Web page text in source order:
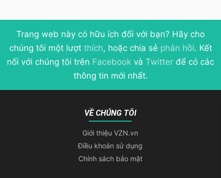
Trang web này có hữu ích đối với bạn? Hãy cho
chúng tôi một lượt thích, hoặc chia sẻ phản hồi. Kết
nối với chúng tôi trên Facebook và Twitter để có các
thông tin mới nhất.
VỀ CHÚNG TÔI
Giới thiệu VZN.vn
Điều khoản sử dụng
Chính sách bảo mật